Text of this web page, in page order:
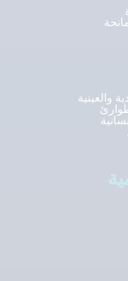
والعينية